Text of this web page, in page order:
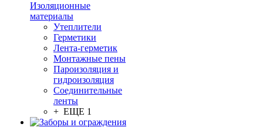
Изоляционные
материалы
Утеплители
Герметики
Лента-герметик
Монтажные пены
Пароизоляция и
гидроизоляция
Соединительные
ленты
+ ЕЩЕ 1